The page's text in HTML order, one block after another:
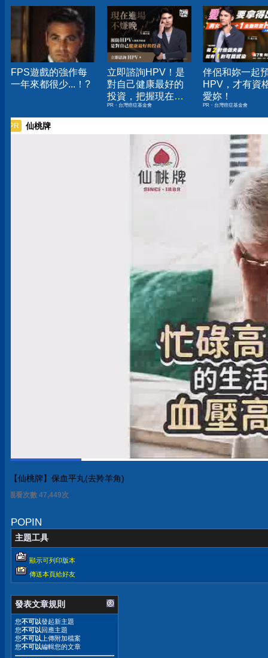
FPS遊戲的強作每
一年來都很少...！?
立即諮詢HPV！是
對自己健康最好的
投資，把握現在不
嫌晚！
PR・台灣癌症基金會
伴侶和妳一起
HPV，才有資
愛妳！
PR・台灣癌症基金會
PR 仙桃牌
【仙桃牌】保血平丸(去羚羊角)
觀看次數 47,449次
POPIN
主題工具
顯示可列印版本
傳送本頁給好友
發表文章規則
您不可以發起新主題
您不可以 回應主題
您不可以 上傳附加檔案
您不可以編輯您的文章